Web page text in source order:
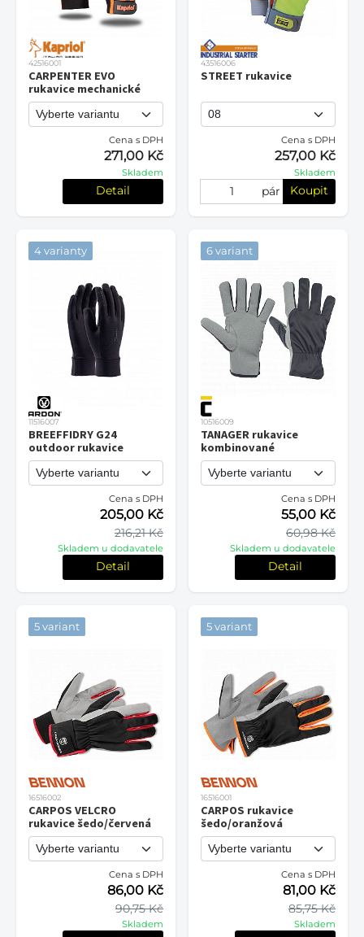
42516001
CARPENTER EVO
rukavice mechanické
Cena s DPH
271,00 Kč
Skladem
Detail
43516006
STREET rukavice
Cena s DPH
257,00 Kč
Skladem
pár Koupit
4 varianty
11516007
BREEFFIDRY G24
outdoor rukavice
Cena s DPH
216,21 Kč
205,00 Kč
Skladem u dodavatele
Detail
6 variant
10516009
TANAGER rukavice
kombinované
Cena s DPH
60,98 Kč
55,00 Kč
Skladem u dodavatele
Detail
5 variant
16516002
CARPOS VELCRO
rukavice šedo/červená
Cena s DPH
90,75 Kč
86,00 Kč
Skladem
5 variant
16516001
CARPOS rukavice
šedo/oranžová
Cena s DPH
85,75 Kč
81,00 Kč
Skladem